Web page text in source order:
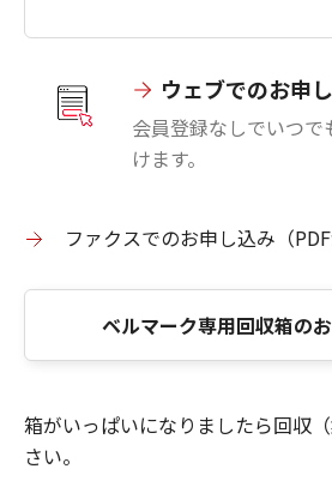
ウェブでのお申
会員登録なしでいつ
けます。
ファクスでのお申し込み（PDF
ベルマーク専用回収箱の
箱がいっぱいになりましたら回収
さい。